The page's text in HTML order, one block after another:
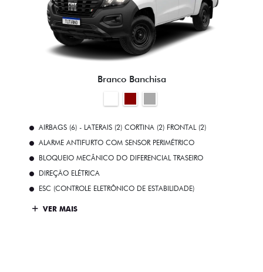
Branco Banchisa
AIRBAGS (6) - LATERAIS (2) CORTINA (2) FRONTAL (2)
ALARME ANTIFURTO COM SENSOR PERIMÉTRICO
BLOQUEIO MECÂNICO DO DIFERENCIAL TRASEIRO
DIREÇÃO ELÉTRICA
ESC (CONTROLE ELETRÔNICO DE ESTABILIDADE)
VER MAIS